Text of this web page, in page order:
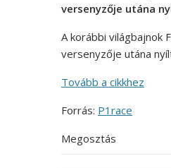
versenyzője utána
A korábbi világbajnok
versenyzője utána
Tovább a cikkhez
Forrás: P1race
Megosztás